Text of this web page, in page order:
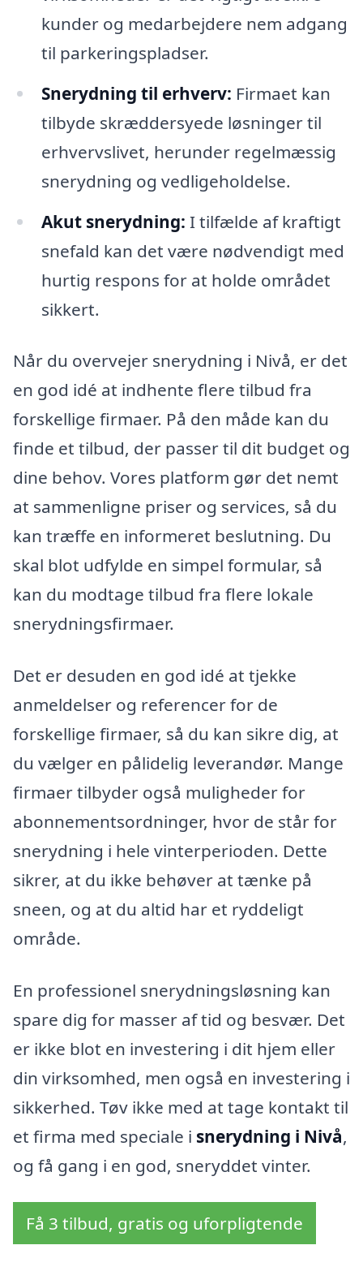
kunder og medarbejdere nem adgang
til parkeringspladser.
Snerydning til erhverv: Firmaet kan
tilbyde skræddersyede løsninger til
erhvervslivet, herunder regelmæssig
snerydning og vedligeholdelse.
Akut snerydning: I tilfælde af kraftigt
snefald kan det være nødvendigt med
hurtig respons for at holde området
sikkert.
Når du overvejer snerydning i Nivå, er det
en god idé at indhente flere tilbud fra
forskellige firmaer. På den måde kan du
finde et tilbud, der passer til dit budget og
dine behov. Vores platform gør det nemt
at sammenligne priser og services, så du
kan træffe en informeret beslutning. Du
skal blot udfylde en simpel formular, så
kan du modtage tilbud fra flere lokale
snerydningsfirmaer.
Det er desuden en god idé at tjekke
anmeldelser og referencer for de
forskellige firmaer, så du kan sikre dig, at
du vælger en pålidelig leverandør. Mange
firmaer tilbyder også muligheder for
abonnementsordninger, hvor de står for
snerydning i hele vinterperioden. Dette
sikrer, at du ikke behøver at tænke på
sneen, og at du altid har et ryddeligt
område.
En professionel snerydningsløsning kan
spare dig for masser af tid og besvær. Det
er ikke blot en investering i dit hjem eller
din virksomhed, men også en investering i
sikkerhed. Tøv ikke med at tage kontakt til
et firma med speciale i snerydning i Nivå,
og få gang i en god, sneryddet vinter.
Få 3 tilbud, gratis og uforpligtende